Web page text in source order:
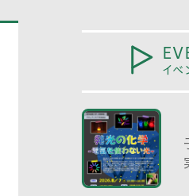
イベ